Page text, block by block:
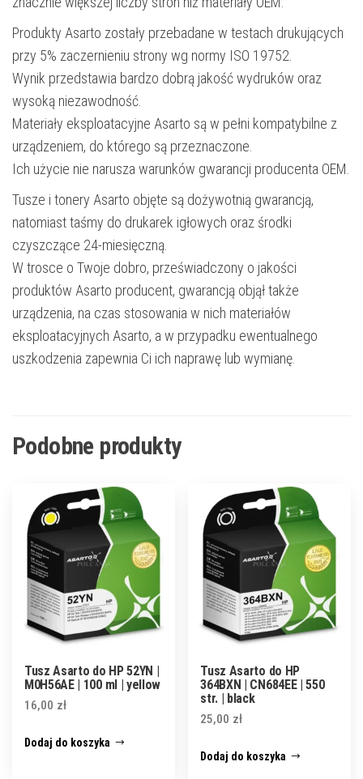
Produkty Asarto zostały przebadane w testach drukujących
przy 5% zaczernieniu strony wg normy ISO 19752.
Wynik przedstawia bardzo dobrą jakość wydruków oraz
wysoką niezawodność.
Materiały eksploatacyjne Asarto są w pełni kompatybilne z
urządzeniem, do którego są przeznaczone.
Ich użycie nie narusza warunków gwarancji producenta OEM.
Tusze i tonery Asarto objęte są dożywotnią gwarancją,
natomiast taśmy do drukarek igłowych oraz środki
czyszczące 24-miesięczną.
W trosce o Twoje dobro, przeświadczony o jakości
produktów Asarto producent, gwarancją objął także
urządzenia, na czas stosowania w nich materiałów
eksploatacyjnych Asarto, a w przypadku ewentualnego
uszkodzenia zapewnia Ci ich naprawę lub wymianę.
Podobne produkty
Tusz Asarto do HP 52YN |
M0H56AE | 100 ml | yellow
16,00 zł
Dodaj do koszyka
Tusz Asarto do HP
364BXN | CN684EE | 550
str. | black
25,00 zł
Dodaj do koszyka